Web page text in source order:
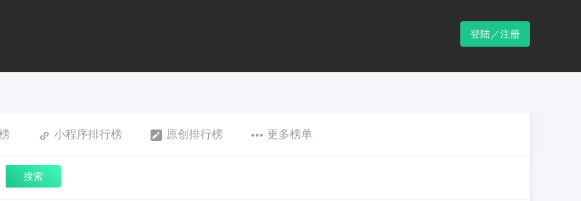
登陆／注册
小程序排行榜 原创排行榜 更多榜单
搜索